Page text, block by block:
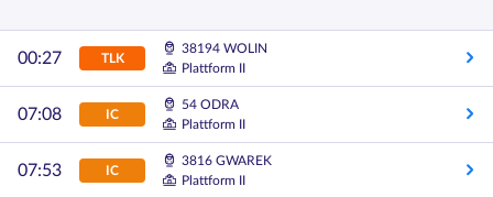
00:27 TLK
38194 WOLIN
Plattform II
07:08 IC
54 ODRA
Plattform II
07:53 IC
3816 GWAREK
Plattform II